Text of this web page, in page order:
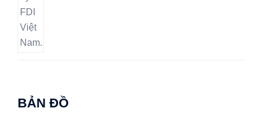
BẢN ĐỒ